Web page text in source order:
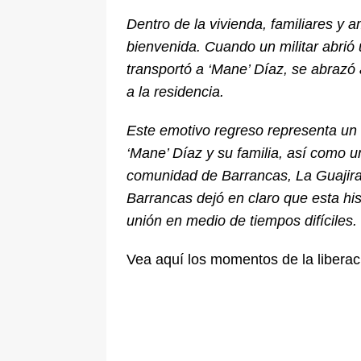
Dentro de la vivienda, familiares y
bienvenida. Cuando un militar
transportó a ‘Mane’ Díaz, se
a la residencia.
Este emotivo regreso representa
‘Mane’ Díaz y su familia, así como
comunidad de Barrancas, La
Barrancas dejó en claro que esta
unión en medio de tiempos difíciles.
Vea aquí los momentos de la